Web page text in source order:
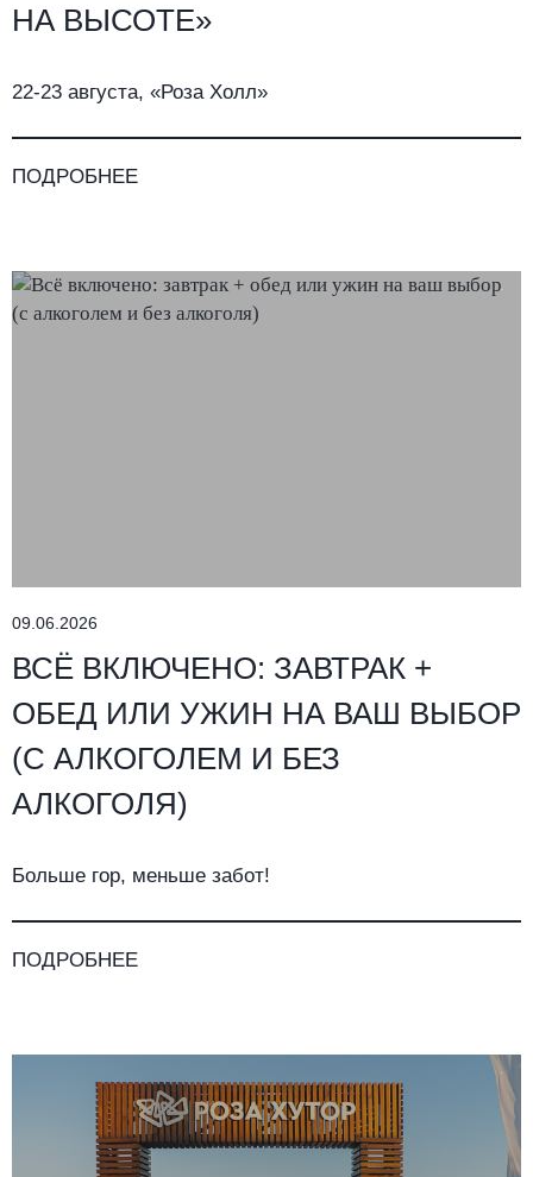
НА ВЫСОТЕ»
22-23 августа, «Роза Холл»
ПОДРОБНЕЕ
09.06.2026
ВСЁ ВКЛЮЧЕНО: ЗАВТРАК +
ОБЕД ИЛИ УЖИН НА ВАШ ВЫБОР
(С АЛКОГОЛЕМ И БЕЗ
АЛКОГОЛЯ)
Больше гор, меньше забот!
ПОДРОБНЕЕ